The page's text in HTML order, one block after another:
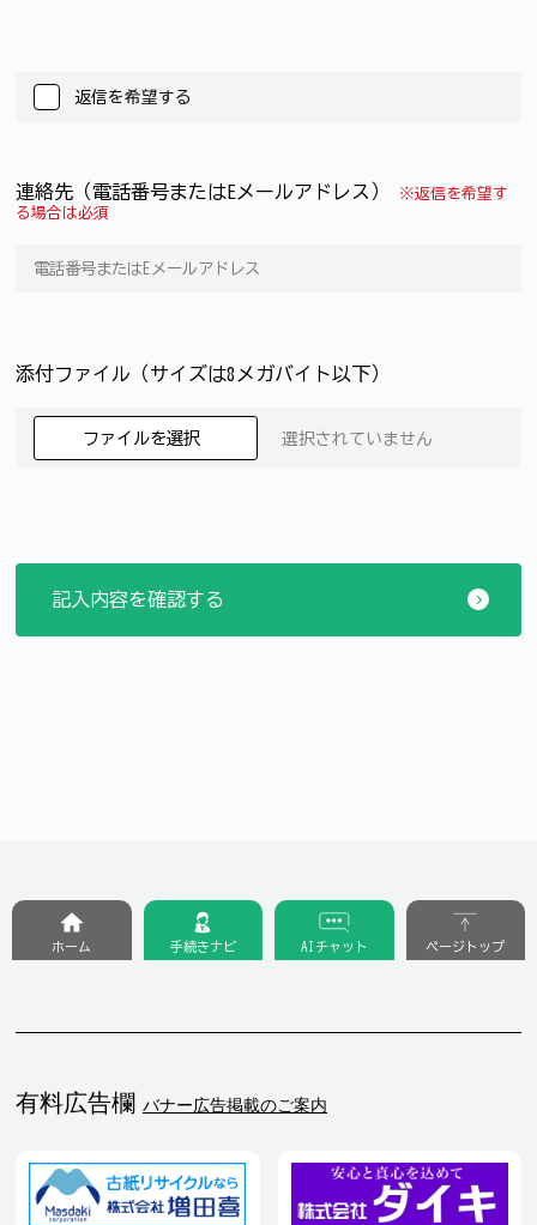
返信を希望する
連絡先（電話番号またはEメールアドレス）
※返信を希望す
る場合は必須
添付ファイル（サイズは8メガバイト以下）
ファイルを選択 選択されていません
有料広告欄 バナー広告掲載のご案内
ホーム 手続きナビ AIチャット ページトップ